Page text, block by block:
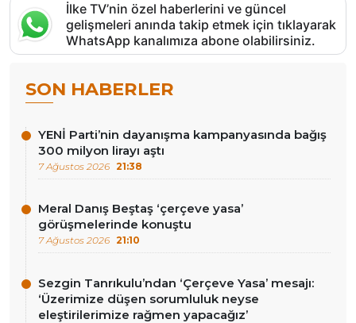
İlke TV’nin özel haberlerini ve güncel
gelişmeleri anında takip etmek için tıklayarak
WhatsApp kanalımıza abone olabilirsiniz.
SON HABERLER
YENİ Parti’nin dayanışma kampanyasında bağış
300 milyon lirayı aştı
7 Ağustos 2026 21:38
Meral Danış Beştaş ‘çerçeve yasa’
görüşmelerinde konuştu
7 Ağustos 2026 21:10
Sezgin Tanrıkulu’ndan ‘Çerçeve Yasa’ mesajı:
‘Üzerimize düşen sorumluluk neyse
eleştirilerimize rağmen yapacağız’